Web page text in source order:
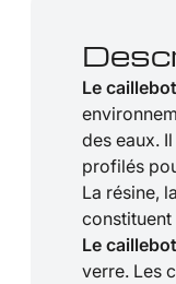
Le
des eaux.
profilés
La résine,
constituent
Le
verre. Les